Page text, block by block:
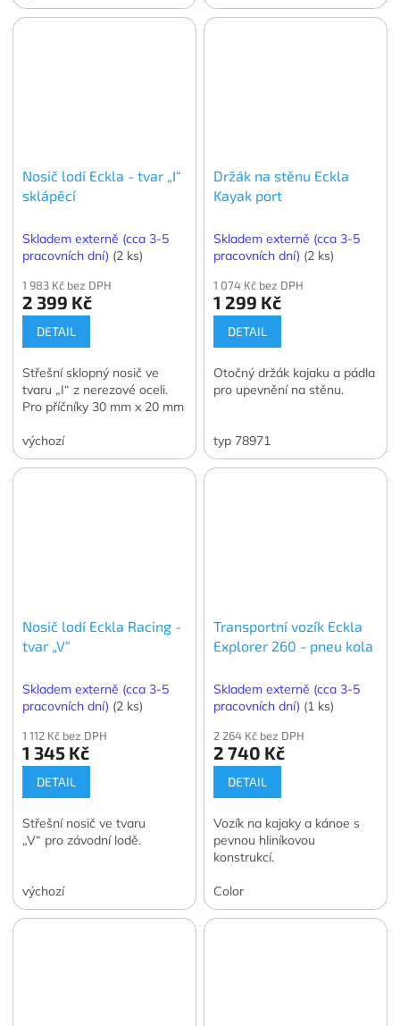
Nosič lodí Eckla - tvar „I“
sklápěcí
Skladem externě (cca 3-5
pracovních dní) (2 ks)
1 983 Kč bez DPH
2 399 Kč
DETAIL
Střešní sklopný nosič ve
tvaru „I“ z nerezové oceli.
Pro příčníky 30 mm x 20 mm
výchozí
Držák na stěnu Eckla
Kayak port
Skladem externě (cca 3-5
pracovních dní) (2 ks)
1 074 Kč bez DPH
1 299 Kč
DETAIL
Otočný držák kajaku a pádla
pro upevnění na stěnu.
typ 78971
Nosič lodí Eckla Racing -
tvar „V“
Skladem externě (cca 3-5
pracovních dní) (2 ks)
1 112 Kč bez DPH
1 345 Kč
DETAIL
Střešní nosič ve tvaru
„V“ pro závodní lodě.
výchozí
Transportní vozík Eckla
Explorer 260 - pneu kola
Skladem externě (cca 3-5
pracovních dní) (1 ks)
2 264 Kč bez DPH
2 740 Kč
DETAIL
Vozík na kajaky a kánoe s
pevnou hliníkovou
konstrukcí.
Color